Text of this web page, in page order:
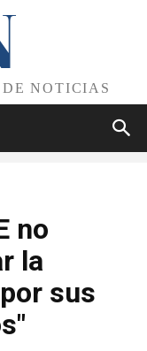
NOTICIAS
no
la
sus